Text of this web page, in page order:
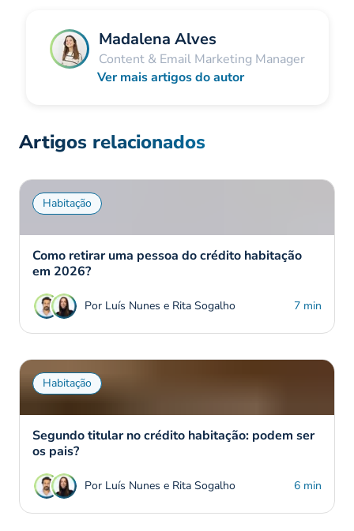
Madalena Alves
Content & Email Marketing Manager
Ver mais artigos do autor
Artigos relacionados
Habitação
Como retirar uma pessoa do crédito habitação
em 2026?
Por Luís Nunes e Rita Sogalho 7 min
Habitação
Segundo titular no crédito habitação: podem ser
os pais?
Por Luís Nunes e Rita Sogalho 6 min